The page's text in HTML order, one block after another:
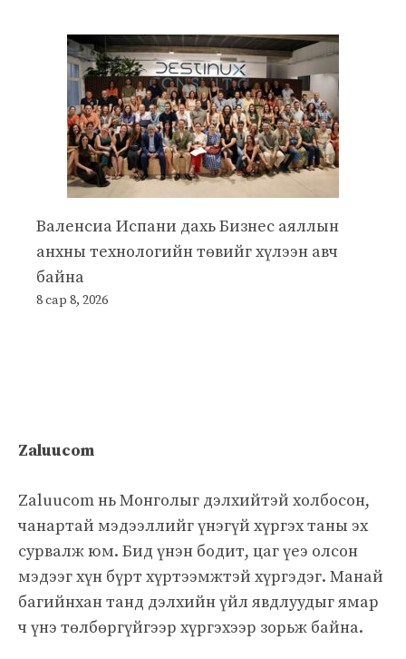
Валенсиа Испани дахь Бизнес аяллын
анхны технологийн төвийг хүлээн авч
байна
8 сар 8, 2026
Zaluucom
Zaluucom нь Монголыг дэлхийтэй холбосон,
чанартай мэдээллийг үнэгүй хүргэх таны эх
сурвалж юм. Бид үнэн бодит, цаг үеэ олсон
мэдээг хүн бүрт хүртээмжтэй хүргэдэг. Манай
багийнхан танд дэлхийн үйл явдлуудыг ямар
ч үнэ төлбөргүйгээр хүргэхээр зорьж байна.